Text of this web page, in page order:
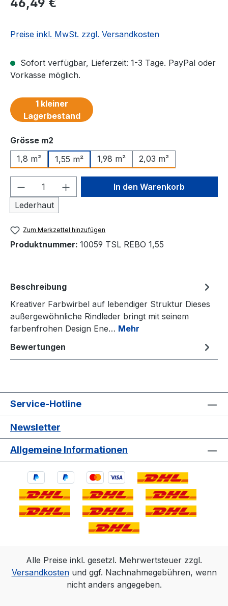
Preise inkl. MwSt. zzgl. Versandkosten
Sofort verfügbar, Lieferzeit: 1-3 Tage. PayPal oder
Vorkasse möglich.
1 kleiner
Lagerbestand
Grösse m2
1,8 m²
1,55 m² 1,98 m² 2,03 m²
Produkt Anzahl: Gib den
Lederhaut
In den Warenkorb
Zum Merkzettel hinzufügen
Produktnummer: 10059 TSL REBO 1,55
Beschreibung
Kreativer Farbwirbel auf lebendiger Struktur Dieses
außergewöhnliche Rindleder bringt mit seinem
farbenfrohen Design Ene… Mehr
Bewertungen
Service-Hotline
Newsletter
Allgemeine Informationen
Alle Preise inkl. gesetzl. Mehrwertsteuer zzgl.
Versandkostenund ggf. Nachnahmegebühren, wenn
nicht anders angegeben.